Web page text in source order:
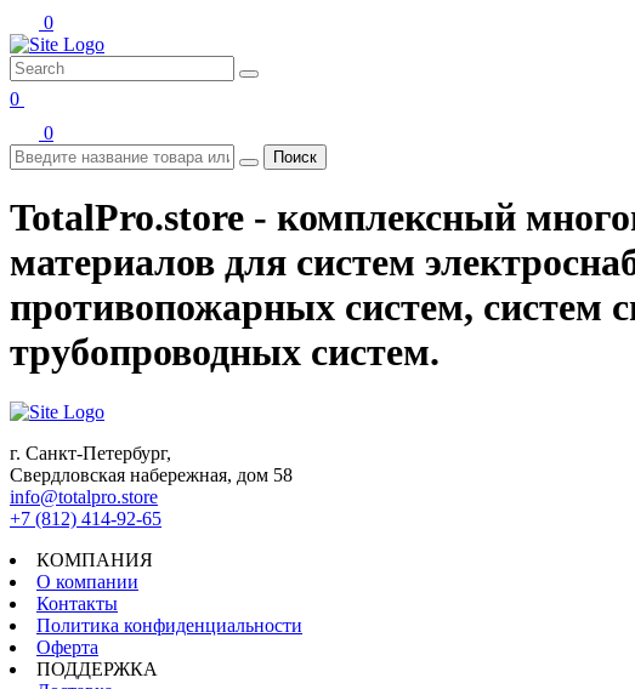
0
0
0
Поиск
TotalPro.store - комплексный
материалов для систем
противопожарных систем, систем
трубопроводных систем.
г. Санкт-Петербург,
Свердловская набережная, дом 58
info@totalpro.store
+7 (812) 414-92-65
КОМПАНИЯ
О компании
Контакты
Политика конфиденциальности
Оферта
ПОДДЕРЖКА